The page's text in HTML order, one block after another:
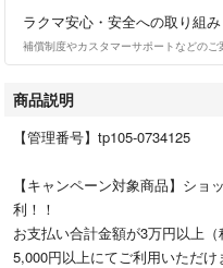
ラクマ安心・安全への取り組み
補償制度やカスタマーサポートなどのご
商品説明
【管理番号】tp105-0734125
【キャンペーン対象商品】シ
利！！
お支払い合計金額が3万円以上
5,000円以上にてご利用いただけ